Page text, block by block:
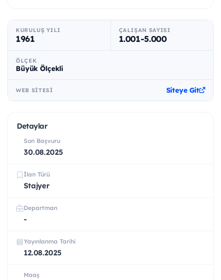
KURULUŞ YILI
1961
ÇALIŞAN SAYISI
1.001-5.000
ÖLÇEK
Büyük Ölçekli
WEB SITESI Siteye Git
Detaylar
Son Başvuru
30.08.2025
İlan Türü
Stajyer
Departman
-
Yayınlanma Tarihi
12.08.2025
Maaş